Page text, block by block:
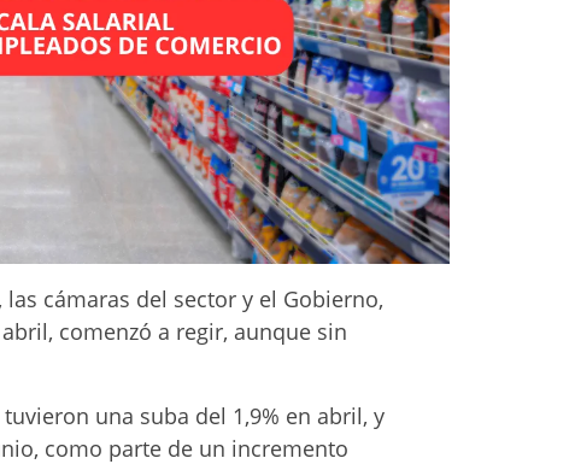
cámaras del sector y el Gobierno,
comenzó a regir, aunque sin
una suba del 1,9% en abril, y
como parte de un incremento